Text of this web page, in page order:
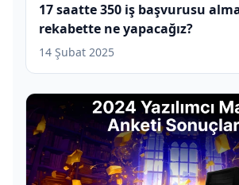
17 saatte 350 iş başvurusu
rekabette ne yapacağız?
14 Şubat 2025